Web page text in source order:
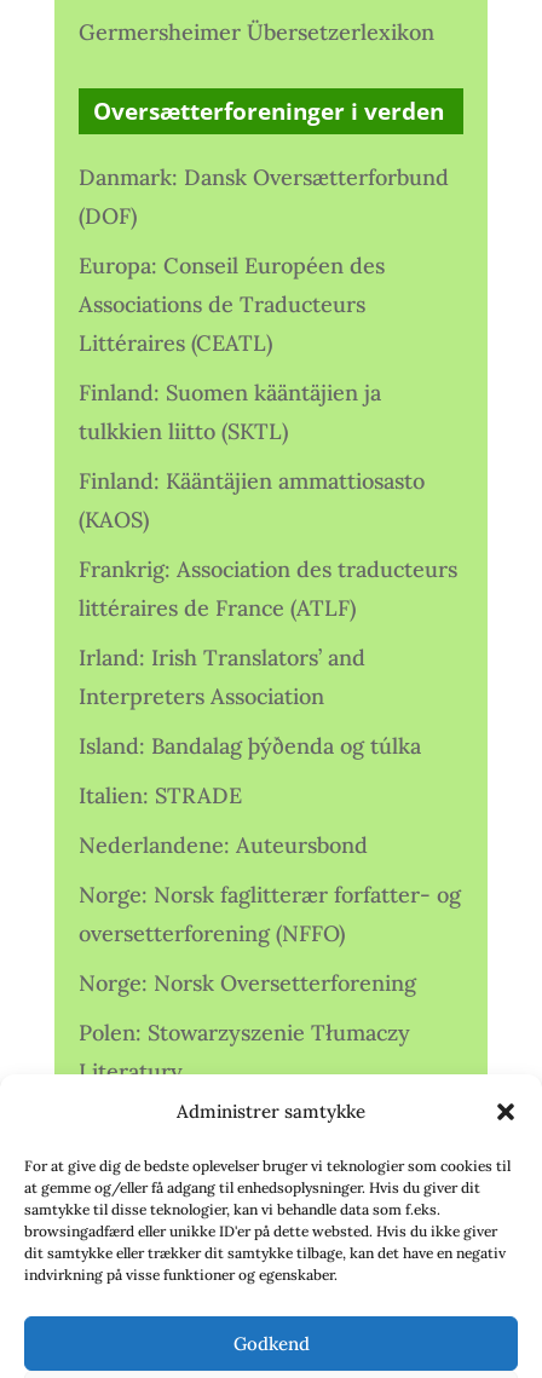
Administrer samtykke
For at give dig de bedste oplevelser bruger vi teknologier som cookies til
at gemme og/eller få adgang til enhedsoplysninger. Hvis du giver dit
samtykke til disse teknologier, kan vi behandle data som f.eks.
browsingadfærd eller unikke ID'er på dette websted. Hvis du ikke giver
dit samtykke eller trækker dit samtykke tilbage, kan det have en negativ
indvirkning på visse funktioner og egenskaber.
Godkend
Germersheimer Übersetzerlexikon
Oversætterforeninger i verden
Danmark: Dansk Oversætterforbund
(DOF)
Europa: Conseil Européen des
Associations de Traducteurs
Littéraires (CEATL)
Finland: Suomen kääntäjien ja
tulkkien liitto (SKTL)
Finland: Kääntäjien ammattiosasto
(KAOS)
Frankrig: Association des traducteurs
littéraires de France (ATLF)
Irland: Irish Translators’ and
Interpreters Association
Island: Bandalag þýðenda og túlka
Italien: STRADE
Nederlandene: Auteursbond
Norge: Norsk faglitterær forfatter- og
oversetterforening (NFFO)
Norge: Norsk Oversetterforening
Polen: Stowarzyszenie Tłumaczy
Literatury
Storbritannien: Translators
Association (TA)
Sverige: Översättarsektionen (Ö.)
Sverige: Översättarcentrum (ÖC)
deutschsprachiger Übersetzer (VdÜ)